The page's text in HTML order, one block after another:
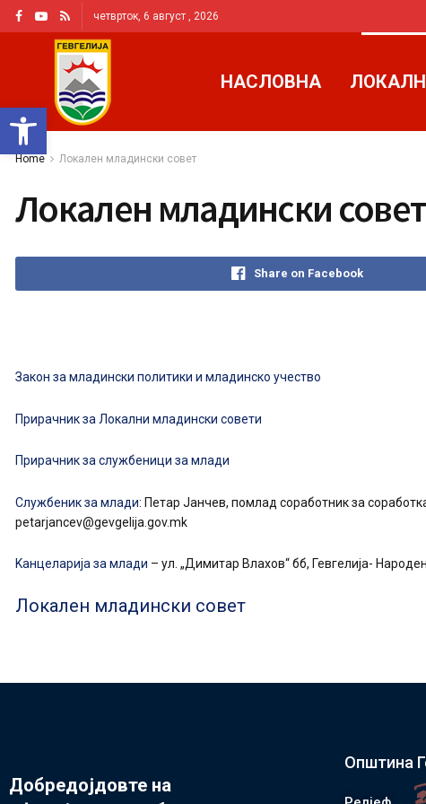
Open toolbar
четврток, 6 август , 2026
НАСЛОВНА
Home Локален младински совет
Локален младински совет
Share on Facebook
Закон за младински политики и младинско учество
Прирачник за Локални младински совети
Прирачник за службеници за млади
Службеник за млади: Петар Јанчев, помлад соработник за
petarjancev@gevgelija.gov.mk
Kанцеларија за млади – ул. „Димитар Влахов“ бб, Гевгелија-
Локален младински совет
Добредојдовте на
Општина